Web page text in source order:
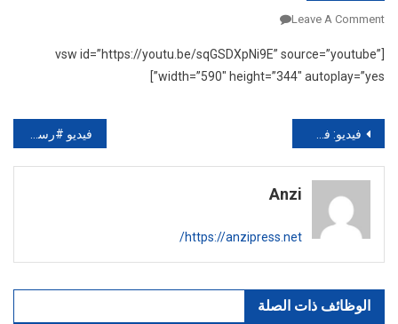
Leave A Comment
#شاب
بجهاز
[vsw id=”https://youtu.be/sqGSDXpNi9E” source=”youtube”
width=”590″ height=”344″ autoplay=”yes”]
تصفّح
المقالات
فيديو: فضيحة الطالبات تهز المغرب
Anzi
https://anzipress.net/
الوظائف ذات الصلة